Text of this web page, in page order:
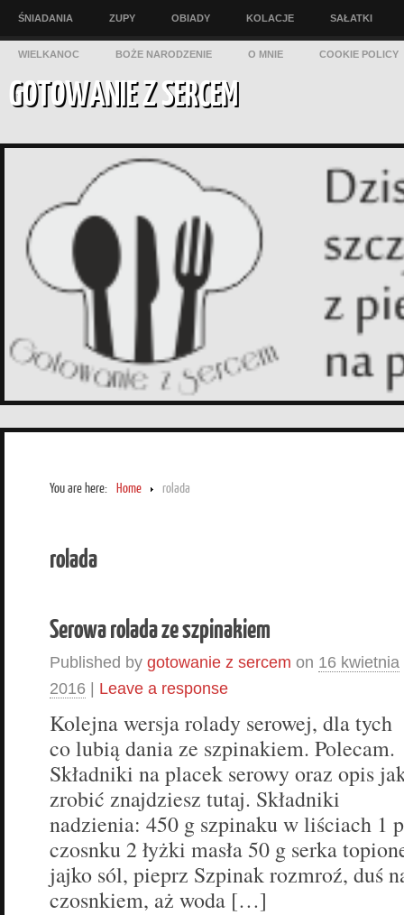
ŚNIADANIA ZUPY OBIADY KOLACJE SAŁATKI
WIELKANOC BOŻE NARODZENIE O MNIE COOKIE POLICY
GOTOWANIE Z SERCEM
You are here: Home rolada
rolada
Serowa rolada ze szpinakiem
Published by gotowanie z sercem on 16 kwietnia
2016 | Leave a response
Kolejna wersja rolady serowej, dla tych
co lubią dania ze szpinakiem. Polecam.
Składniki na placek serowy oraz opis
zrobić znajdziesz tutaj. Składniki
nadzienia: 450 g szpinaku w liściach 1
czosnku 2 łyżki masła 50 g serka
jajko sól, pieprz Szpinak rozmroź, duś
czosnkiem, aż woda […]